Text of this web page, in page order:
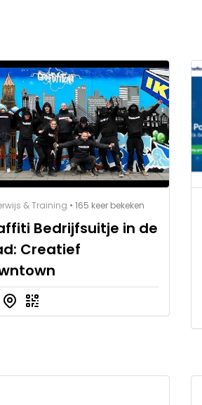
& Training • 165 keer bekeken
Bedrijfsuitje in de
Creatief